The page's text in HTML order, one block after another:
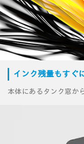
インク残量もすぐ
本体にあるタンク窓か